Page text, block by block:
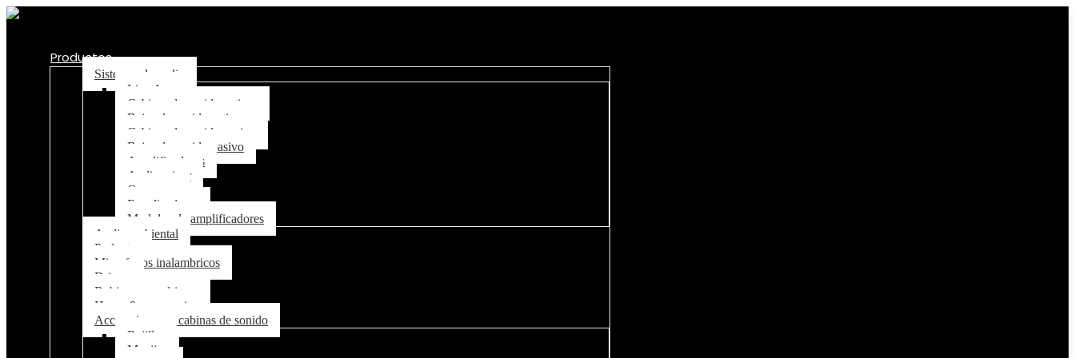
Productos
Sistemas de audio
Line Array
Cabinas de sonido activas
Bajos de sonido activos
Cabinas de sonido pasivo
Bajos de sonido pasivo
Amplificadores
Audio mixer
Crossover
Equalizadores
Modulos de amplificadores
Audio ambiental
Parlantes
Microfonos inalambricos
Drivers
Bobinas para drivers
Horns & accessorios
Accesorios para cabinas de sonido
Rejillas
Manijas